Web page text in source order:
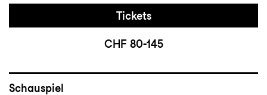
Tickets
CHF 80-145
Schauspiel